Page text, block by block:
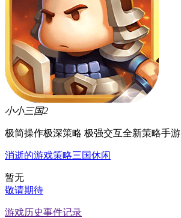
小小三国2
极简操作极深策略 极强交互全新策略手游
消逝的游戏策略三国休闲
暂无
敬请期待
游戏历史事件记录